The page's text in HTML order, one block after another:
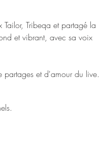
Tribeqa et partagé la
et vibrant, avec sa voix
et d'amour du live.